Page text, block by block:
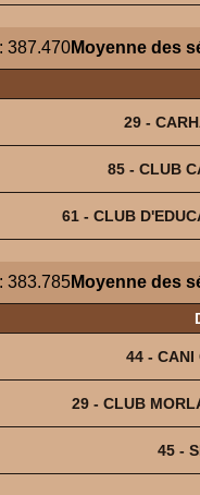
387.470Moyenne des
29 -
85 - CLUB
61 - CLUB
383.785Moyenne des
44 - CANI
29 - CLUB
45 -